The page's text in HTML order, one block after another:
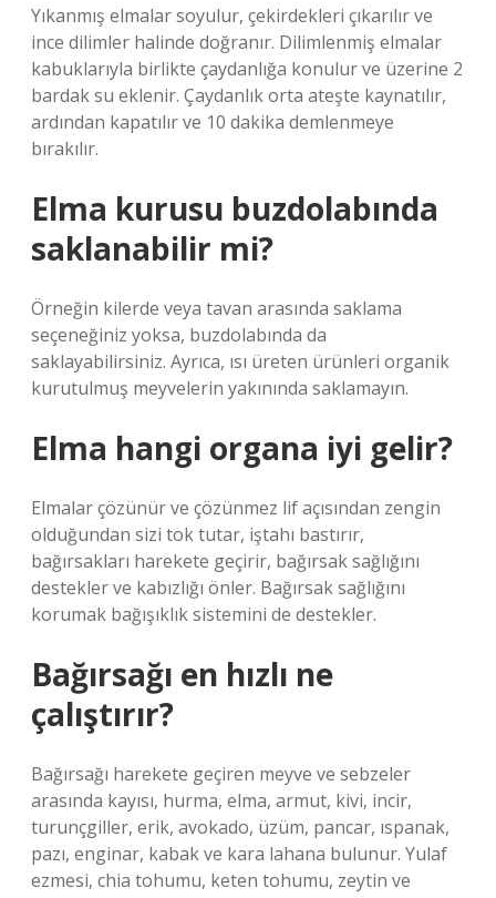
Yıkanmış elmalar soyulur, çekirdekleri çıkarılır ve
ince dilimler halinde doğranır. Dilimlenmiş elmalar
kabuklarıyla birlikte çaydanlığa konulur ve üzerine 2
bardak su eklenir. Çaydanlık orta ateşte kaynatılır,
ardından kapatılır ve 10 dakika demlenmeye
bırakılır.
Elma kurusu buzdolabında
saklanabilir mi?
Örneğin kilerde veya tavan arasında saklama
seçeneğiniz yoksa, buzdolabında da
saklayabilirsiniz. Ayrıca, ısı üreten ürünleri organik
kurutulmuş meyvelerin yakınında saklamayın.
Elma hangi organa iyi gelir?
Elmalar çözünür ve çözünmez lif açısından zengin
olduğundan sizi tok tutar, iştahı bastırır,
bağırsakları harekete geçirir, bağırsak sağlığını
destekler ve kabızlığı önler. Bağırsak sağlığını
korumak bağışıklık sistemini de destekler.
Bağırsağı en hızlı ne
çalıştırır?
Bağırsağı harekete geçiren meyve ve sebzeler
arasında kayısı, hurma, elma, armut, kivi, incir,
turunçgiller, erik, avokado, üzüm, pancar, ıspanak,
pazı, enginar, kabak ve kara lahana bulunur. Yulaf
ezmesi, chia tohumu, keten tohumu, zeytin ve